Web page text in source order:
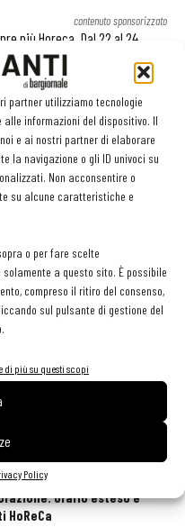
partner utilizziamo tecnologie
alle informazioni del dispositivo. Il
e ai nostri partner di elaborare
la navigazione o gli ID univoci su
Non acconsentire o
su alcune caratteristiche e
o per fare scelte
a questo sito. È possibile
compreso il ritiro del consenso,
sul pulsante di gestione del
di più su questi scopi
Policy
contenuto sponsorizzato
più Horeca. Dal 22 al 24
sott’olio, nei piatti dello chef
2025
orario esteso e